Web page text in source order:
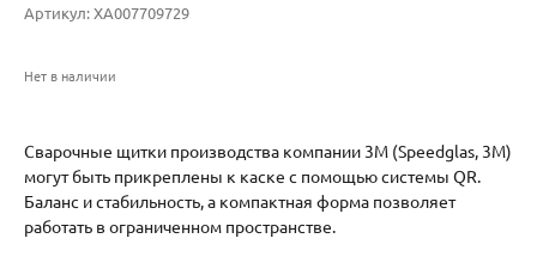
Артикул: XA007709729
Нет в наличии
Сварочные щитки производства компании 3М (Speedglas, 3M)
могут быть прикреплены к каске c помощью системы QR.
Баланс и стабильность, а компактная форма позволяет
работать в ограниченном пространстве.